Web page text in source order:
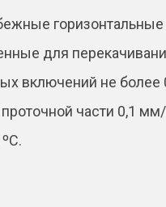
для
включений не более
части 0,1